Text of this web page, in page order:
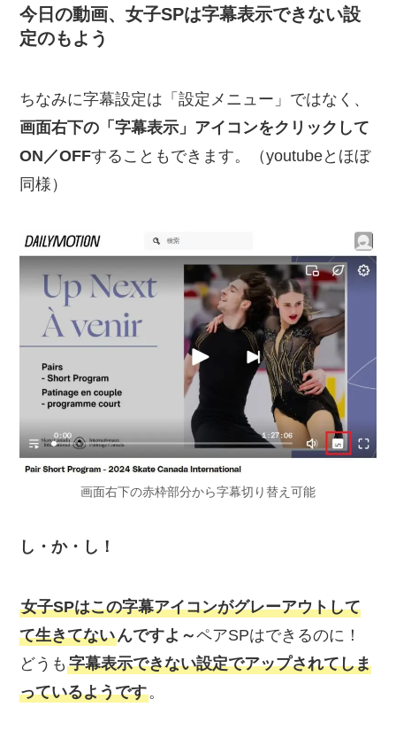
今日の動画、女子SPは字幕表示できない設
定のもよう
ちなみに字幕設定は「設定メニュー」ではなく、
画面右下の「字幕表示」アイコンをクリックして
ON／OFFすることもできます。（youtubeとほぼ
同様）
画面右下の赤枠部分から字幕切り替え可能
し・か・し！
女子SPはこの字幕アイコンがグレーアウトして
て生きてないんですよ～ペアSPはできるのに！
どうも字幕表示できない設定でアップされてしま
っているようです。